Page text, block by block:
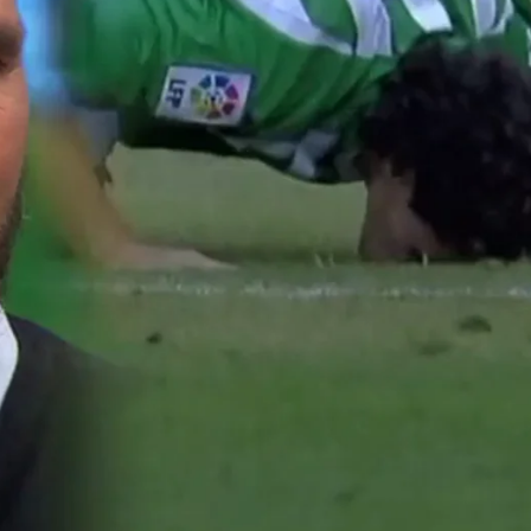
WhatsappFacebook
X